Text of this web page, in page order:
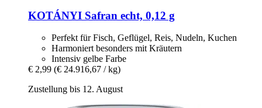
KOTÁNYI Safran echt, 0,12 g
Perfekt für Fisch, Geflügel, Reis, Nudeln, Kuchen
Harmoniert besonders mit Kräutern
Intensiv gelbe Farbe
€ 2,99 (€ 24.916,67 / kg)
Zustellung bis 12. August